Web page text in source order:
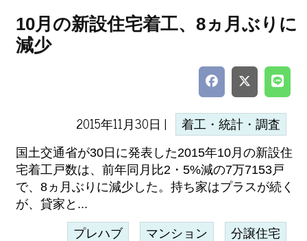
10月の新設住宅着工、8ヵ月ぶりに
減少
2015年11月30日 | 着工・統計・調査
国土交通省が30日に発表した2015年10月の新設住
宅着工戸数は、前年同月比2・5%減の7万7153戸
で、8ヵ月ぶりに減少した。持ち家はプラスが続く
が、貸家と...
プレハブ マンション 分譲住宅